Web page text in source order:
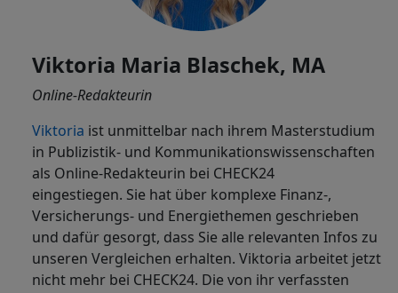
Viktoria Maria Blaschek, MA
Online-Redakteurin
Viktoria ist unmittelbar nach ihrem Masterstudium
in Publizistik- und Kommunikationswissenschaften
als Online-Redakteurin bei CHECK24
eingestiegen. Sie hat über komplexe Finanz-,
Versicherungs- und Energiethemen geschrieben
und dafür gesorgt, dass Sie alle relevanten Infos zu
unseren Vergleichen erhalten. Viktoria arbeitet jetzt
nicht mehr bei CHECK24. Die von ihr verfassten